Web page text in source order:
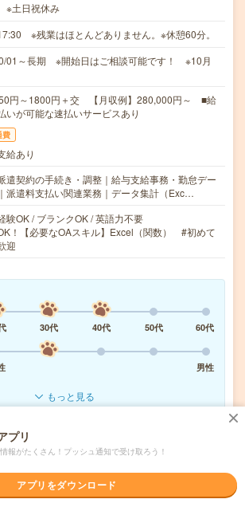
※土日祝休み
※残業はほとんどありません。※休憩60分。
01～長期 ※開始日はご相談可能です！ ※10月
円～1800円＋交 【月収例】280,000円～ ■給
いが可能な速払いサービスあり
費
給あり
遣契約の手続き・調整｜給与支給事務・勤怠デー
派遣料支払い関連業務｜データ集計（Exc…
験OK / ブランクOK / 英語力不要
！【必要なOAスキル】Excel（関数） #初めて
迎
30代 40代 50代
60代
男性
もっと見る
株式会社スタッフサービス
プリ
報がたくさん！プッシュ通知で受け取ろう！
アプリをダウンロード